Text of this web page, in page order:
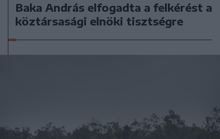
Baka András elfogadta a felkérést a
köztársasági elnöki tisztségre